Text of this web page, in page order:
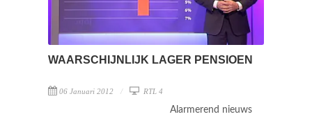
WAARSCHIJNLIJK LAGER PENSIOEN
06 Januari 2012 RTL 4
Alarmerend nieuws